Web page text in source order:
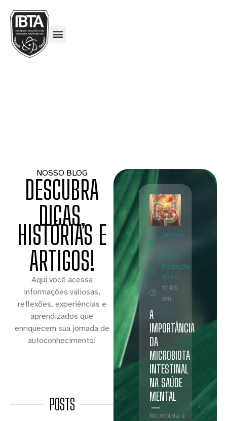
NOSSO BLOG
DESCUBRA
DICAS,
HISTÓRIAS E
ARTIGOS!
Aqui você acessa
informações valiosas,
reflexões, experiências e
aprendizados que
enriquecem sua jornada de
autoconhecimento!
POSTS
janeiro
19,
2026
Redação
IBTA
11:40
am
A
IMPORTÂNCIA
DA
MICROBIOTA
INTESTINAL
NA SAÚDE
MENTAL
Microbiota e